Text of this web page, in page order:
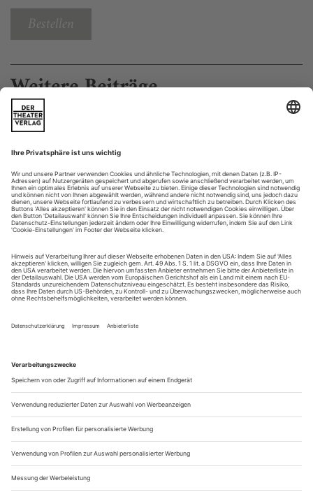
Bestellen
Weitere Beiträge
Screening 7/25
GRENZGÄNGER
Vielfalt ist das Markenzeichen der zeitgenössischen Tanzszene.
Nur folgerichtig, dass Arte passend zu den Sommerfestivals
eine Dokumentation mit Ausschnitten aus Werken von drei
herausragenden Vertreter*innen präsentiert, gedreht von
Andreas Morell, der zuletzt John Neumeier porträtierte. Milla
Alexander Vantournhout «every_body»
Wien
Es ist kompliziert, sich im Alltag zu bewegen.
Händeschütteln in Anspruch nimmt. Dann gibt es die
anderen, die sich genau an der Komplexität der menschlichen
Anatomie ergötzen, sie offenlegen und ausreizen. Alexander
Vantournhout gehört in diese Kategorie. Der...
Die Gründliche
Als Dramaturgin hat Anne do Paço dem Choreografen Martin